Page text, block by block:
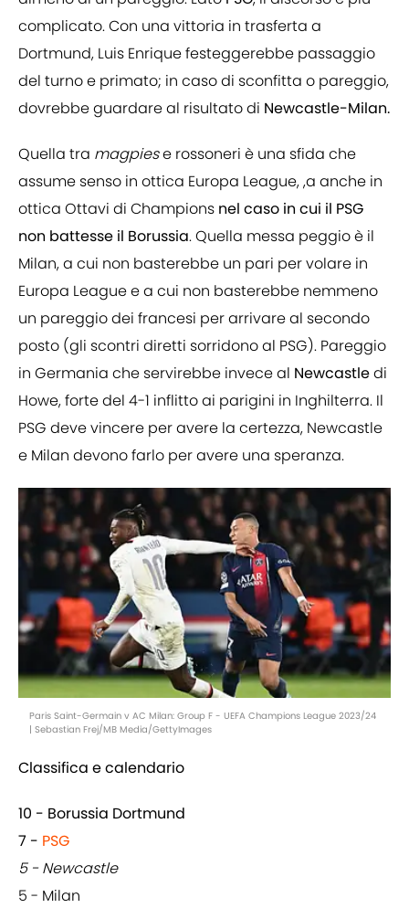
complicato. Con una vittoria in trasferta a
Dortmund, Luis Enrique festeggerebbe passaggio
del turno e primato; in caso di sconfitta o pareggio,
dovrebbe guardare al risultato di Newcastle-Milan.
Quella tra magpiese rossoneri è una sfida che
assume senso in ottica Europa League, ,a anche in
ottica Ottavi di Champions nel caso in cui il PSG
non battesse il Borussia. Quella messa peggio è il
Milan, a cui non basterebbe un pari per volare in
Europa League e a cui non basterebbe nemmeno
un pareggio dei francesi per arrivare al secondo
posto (gli scontri diretti sorridono al PSG). Pareggio
in Germania che servirebbe invece al Newcastledi
Howe, forte del 4-1 inflitto ai parigini in Inghilterra. Il
PSG deve vincere per avere la certezza, Newcastle
e Milan devono farlo per avere una speranza.
Paris Saint-Germain v AC Milan: Group F - UEFA Champions League 2023/24
| Sebastian Frej/MB Media/GettyImages
Classifica e calendario
10 - Borussia Dortmund
7 - PSG
5 - Newcastle
5 - Milan